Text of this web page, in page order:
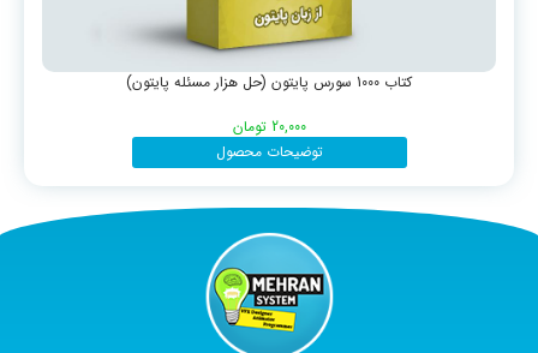
کتاب 1000 سورس پایتون (حل هزار مسئله پایتون)
20,000 تومان
توضیحات محصول